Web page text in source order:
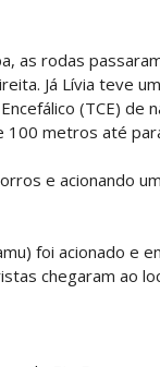
as rodas
Já Lívia teve
(TCE)
100 metros até
e acionando
foi acionado e
chegaram ao